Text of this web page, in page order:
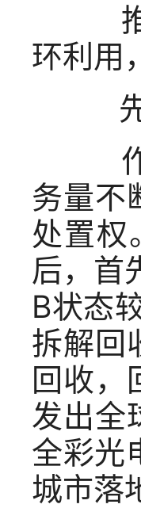
推
环利用
先
作
务量不
处置权
后，首
B状态
拆解回
回收，
发出全
全彩光
城市落